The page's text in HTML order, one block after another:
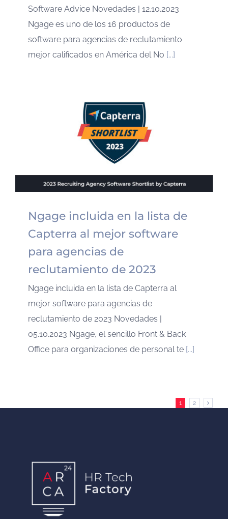
Software Advice Novedades | 12.10.2023
Ngage es uno de los 16 productos de
software para agencias de reclutamiento
mejor calificados en América del No [...]
Ngage incluida en la lista de
Capterra al mejor software
para agencias de
reclutamiento de 2023
Ngage incluida en la lista de Capterra al
mejor software para agencias de
reclutamiento de 2023 Novedades |
05.10.2023 Ngage, el sencillo Front & Back
Office para organizaciones de personal te [...]
1 2